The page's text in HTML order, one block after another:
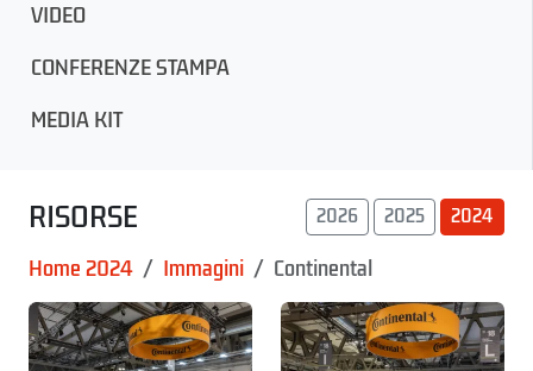
VIDEO
CONFERENZE STAMPA
MEDIA KIT
RISORSE 2026 2025 2024
Home 2024 Immagini Continental